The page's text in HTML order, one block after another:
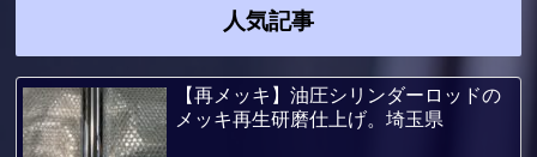
人気記事
【再メッキ】油圧シリンダーロッドの
メッキ再生研磨仕上げ。埼玉県